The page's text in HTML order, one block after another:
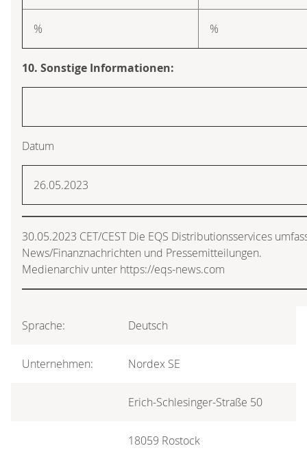
% %
10. Sonstige Informationen:
Datum
26.05.2023
30.05.2023 CET/CEST Die EQS Distributionsservices
News/Finanznachrichten und Pressemitteilungen.
Medienarchiv unter https://eqs-news.com
Sprache: Deutsch
Unternehmen: Nordex SE
Erich-Schlesinger-Straße 50
18059 Rostock